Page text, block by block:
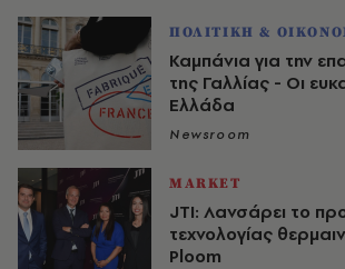
ΠΟΛΙΤΙΚΗ &
Καμπάνια για την
της Γαλλίας - Οι
Ελλάδα
Newsroom
MARKET
JTI: Λανσάρει το
τεχνολογίας
Ploom